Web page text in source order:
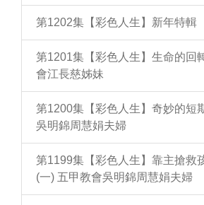
第1202集【彩色人生】新年特輯
第1201集【彩色人生】生命的回
會江長慈姊妹
第1200集【彩色人生】奇妙的短
吳明錦周慧娟夫婦
第1199集【彩色人生】靠主搶救
(一) 五甲教會吳明錦周慧娟夫婦